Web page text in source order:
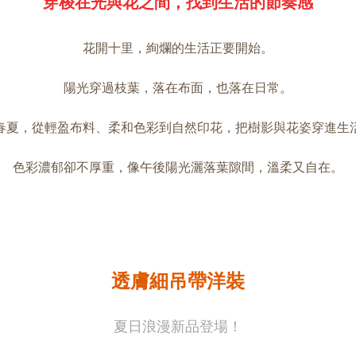
花開十里，絢爛的生活正要開始。
陽光穿過枝葉，落在布面，也落在日常。
夏，從輕盈布料、柔和色彩到自然印花，把樹影與花姿穿進生
色彩濃郁卻不厚重，像午後陽光灑落葉隙間，溫柔又自在。
透膚細吊帶洋裝
夏日浪漫新品登場！